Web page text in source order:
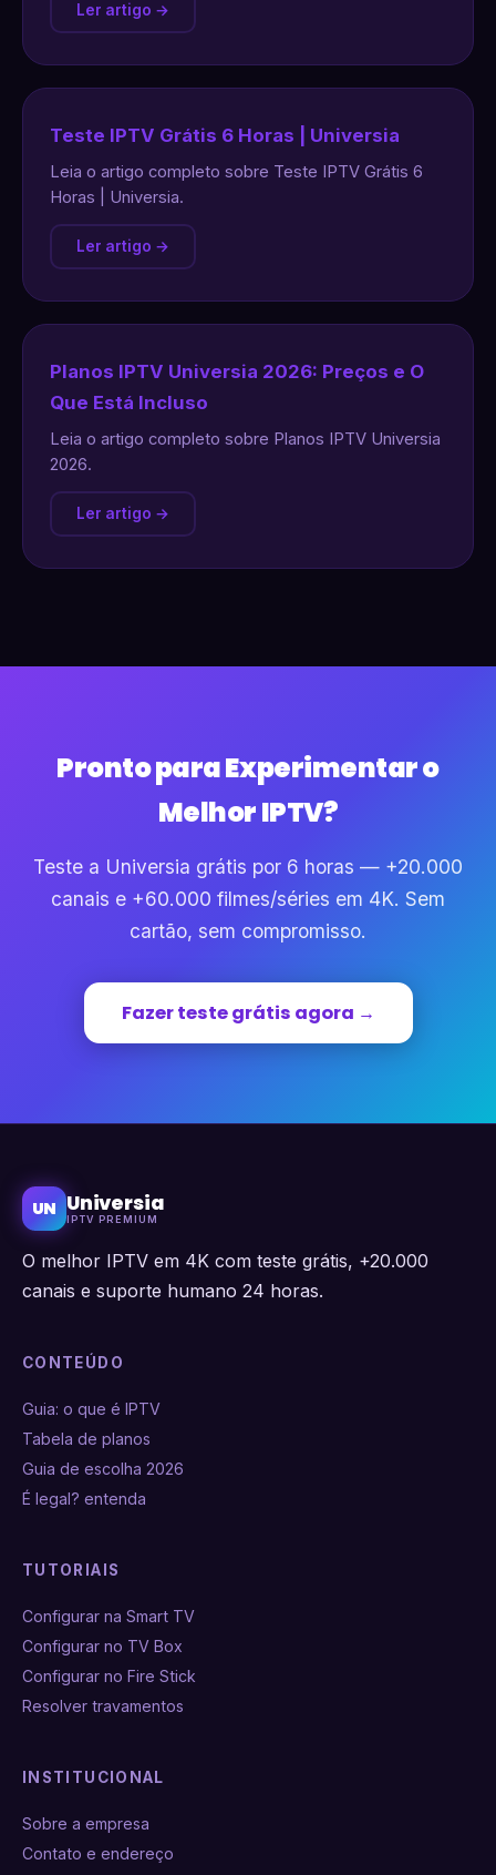
Ler artigo →
Teste IPTV Grátis 6 Horas | Universia
Leia o artigo completo sobre Teste IPTV Grátis 6
Horas | Universia.
Ler artigo →
Planos IPTV Universia 2026: Preços e O
Que Está Incluso
Leia o artigo completo sobre Planos IPTV Universia
2026.
Ler artigo →
Pronto para Experimentar o
Melhor IPTV?
Teste a Universia grátis por 6 horas — +20.000
canais e +60.000 filmes/séries em 4K. Sem
cartão, sem compromisso.
Fazer teste grátis agora →
UN Universia
IPTV PREMIUM
O melhor IPTV em 4K com teste grátis, +20.000
canais e suporte humano 24 horas.
CONTEÚDO
Guia: o que é IPTV
Tabela de planos
Guia de escolha 2026
É legal? entenda
TUTORIAIS
Configurar na Smart TV
Configurar no TV Box
Configurar no Fire Stick
Resolver travamentos
INSTITUCIONAL
Sobre a empresa
Contato e endereço